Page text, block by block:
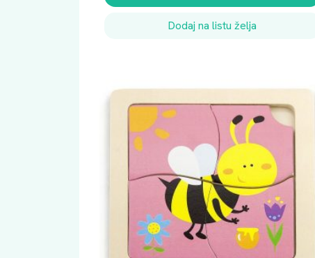
Dodaj na listu želja